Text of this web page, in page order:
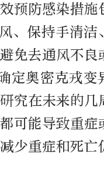
预防感染措施
、保持手清洁
免去通风不良
定奥密克戎变
究在未来的几
可能导致重症
少重症和死亡